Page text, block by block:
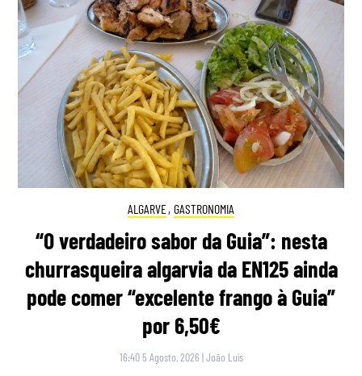
ALGARVE, GASTRONOMIA
“O verdadeiro sabor da Guia”: nesta
churrasqueira algarvia da EN125 ainda
pode comer “excelente frango à Guia”
por 6,50€
16:40 5 Agosto, 2026 |João Luís